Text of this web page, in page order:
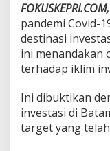
pandemi Covid-
destinasi
ini menandakan
terhadap iklim
Ini dibuktikan
investasi di
target yang